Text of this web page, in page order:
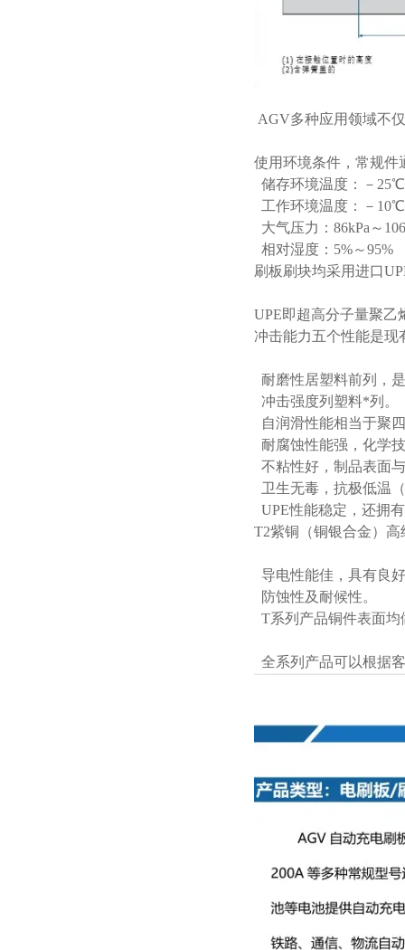
AGV多种应用领域不
使用环境条件，常规件
储存环境温度：－
工作环境温度：－
大气压力：86kPa～
相对湿度：5%～95%
刷板刷块均采用进口
UPE即超高分子量聚乙
冲击能力五个性能是现
耐磨性居塑料前列，
冲击强度列塑料*列。
自润滑性能相当于聚
耐腐蚀性能强，化学
不粘性好，制品表面
卫生无毒，抗极低温
UPE性能稳定，还拥
T2紫铜（铜银合金）
导电性能佳，具有良
防蚀性及耐候性。
T系列产品铜件表面均
全系列产品可以根据